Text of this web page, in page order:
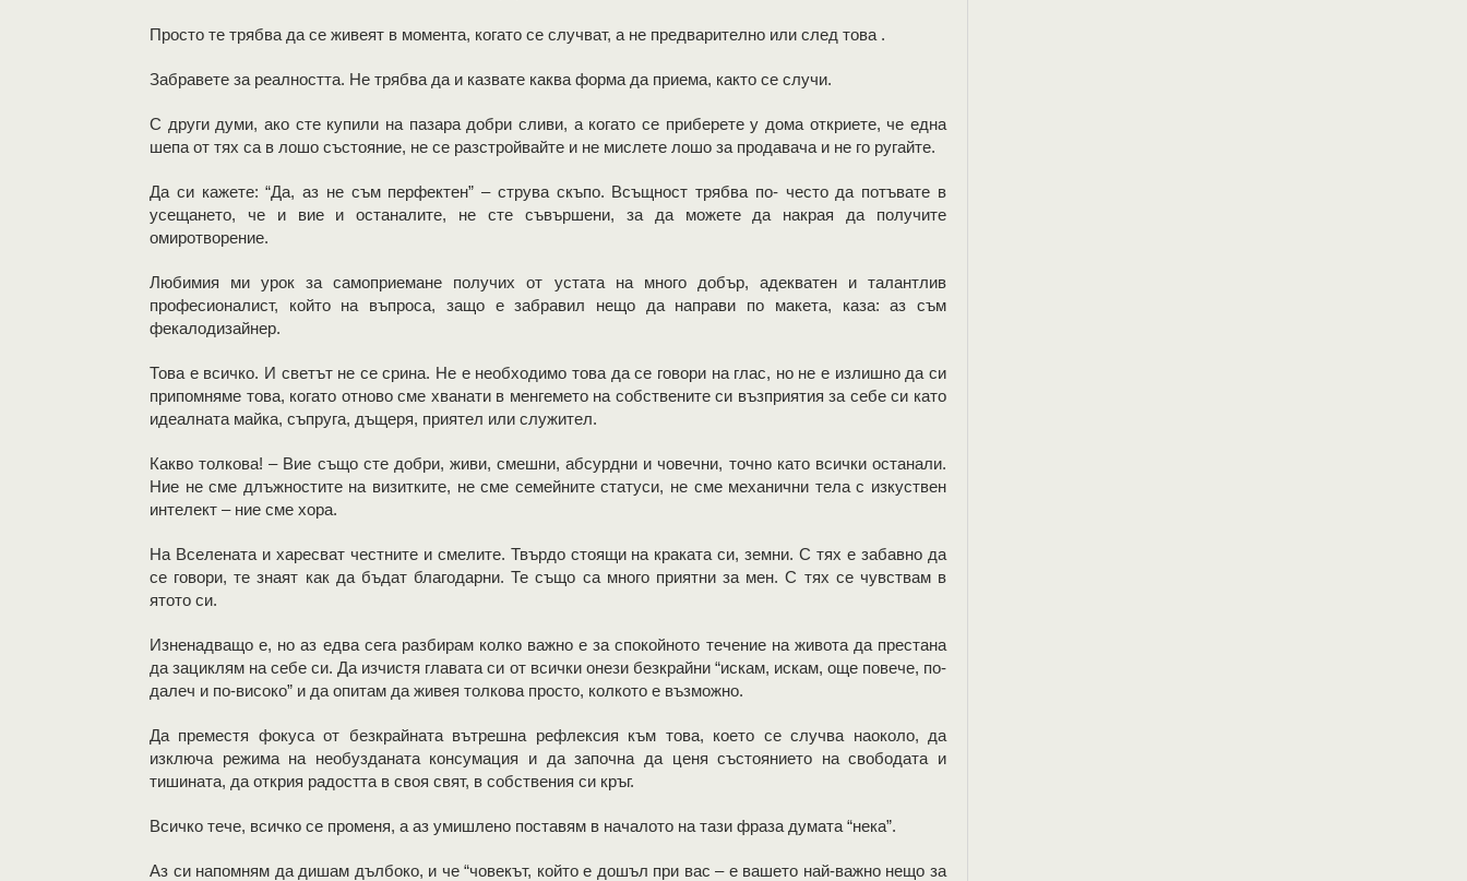
Просто те трябва да се живеят в момента, когато се случват, а не предварително или след това .
Забравете за реалността. Не трябва да и казвате каква форма да приема, както се случи.
С други думи, ако сте купили на пазара добри сливи, а когато се приберете у дома откриете, че една
шепа от тях са в лошо състояние, не се разстройвайте и не мислете лошо за продавача и не го ругайте.
Да си кажете: “Да, аз не съм перфектен” – струва скъпо. Всъщност трябва по- често да потъвате в
усещането, че и вие и останалите, не сте съвършени, за да можете да накрая да получите
омиротворение.
Любимия ми урок за самоприемане получих от устата на много добър, адекватен и талантлив
професионалист, който на въпроса, защо е забравил нещо да направи по макета, каза: аз съм
фекалодизайнер.
Това е всичко. И светът не се срина. Не е необходимо това да се говори на глас, но не е излишно да си
припомняме това, когато отново сме хванати в менгемето на собствените си възприятия за себе си като
идеалната майка, съпруга, дъщеря, приятел или служител.
Какво толкова! – Вие също сте добри, живи, смешни, абсурдни и човечни, точно като всички останали.
Ние не сме длъжностите на визитките, не сме семейните статуси, не сме механични тела с изкуствен
интелект – ние сме хора.
На Вселената и харесват честните и смелите. Твърдо стоящи на краката си, земни. С тях е забавно да
се говори, те знаят как да бъдат благодарни. Те също са много приятни за мен. С тях се чувствам в
ятото си.
Изненадващо е, но аз едва сега разбирам колко важно е за спокойното течение на живота да престана
да зациклям на себе си. Да изчистя главата си от всички онези безкрайни “искам, искам, още повече, по-
далеч и по-високо” и да опитам да живея толкова просто, колкото е възможно.
Да преместя фокуса от безкрайната вътрешна рефлексия към това, което се случва наоколо, да
изключа режима на необузданата консумация и да започна да ценя състоянието на свободата и
тишината, да открия радостта в своя свят, в собствения си кръг.
Всичко тече, всичко се променя, а аз умишлено поставям в началото на тази фраза думата “нека”.
Аз си напомням да дишам дълбоко, и че “човекът, който е дошъл при вас – е вашето най-важно нещо за